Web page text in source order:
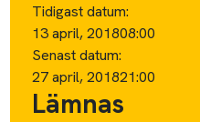
Tidigast datum:
13 april, 201808:00
Senast datum:
27 april, 201821:00
Lämnas